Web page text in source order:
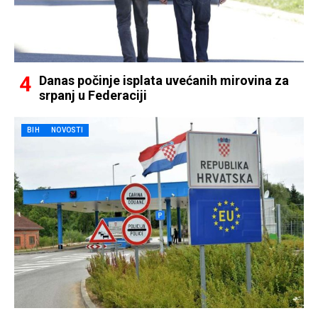
Danas počinje isplata uvećanih mirovina za
srpanj u Federaciji
BIH NOVOSTI